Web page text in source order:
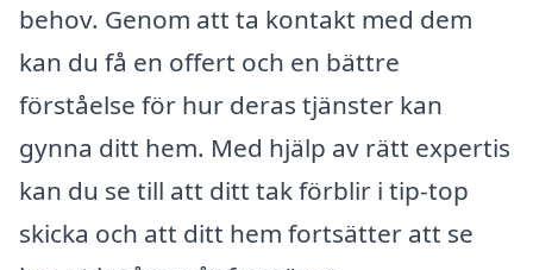
behov. Genom att ta kontakt med dem
kan du få en offert och en bättre
förståelse för hur deras tjänster kan
gynna ditt hem. Med hjälp av rätt expertis
kan du se till att ditt tak förblir i tip-top
skicka och att ditt hem fortsätter att se